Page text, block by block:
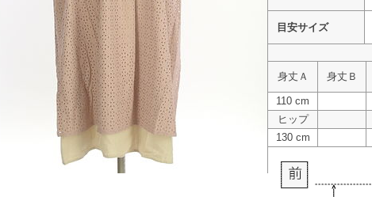
目安サイズ
身丈Ａ
身丈Ｂ
110 cm
ヒップ
130 cm